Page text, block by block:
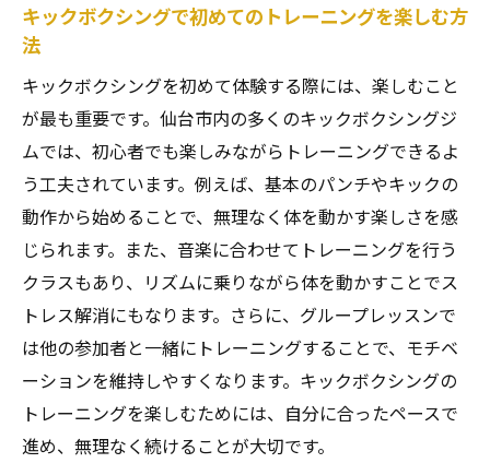
キックボクシングで健康的なライフスタイ
ルを手に入れる
EIGHT接骨院プライベートジムでのトレーニ
ング内容
健康的な生活を目指すキックボクシングの
メリット
EIGHT接骨院プライベートジムの利用者の声
キックボクシングで心身ともにリフレッシ
ュ
仙台市のキックボクシングジムで個別指導を受
けるメリット
個別指導がもたらす効果とは
キックボクシングで初めてのトレーニングを楽しむ方
法
キックボクシングを初めて体験する際には、楽しむこと
が最も重要です。仙台市内の多くのキックボクシングジ
ムでは、初心者でも楽しみながらトレーニングできるよ
う工夫されています。例えば、基本のパンチやキックの
動作から始めることで、無理なく体を動かす楽しさを感
じられます。また、音楽に合わせてトレーニングを行う
クラスもあり、リズムに乗りながら体を動かすことでス
トレス解消にもなります。さらに、グループレッスンで
は他の参加者と一緒にトレーニングすることで、モチベ
ーションを維持しやすくなります。キックボクシングの
トレーニングを楽しむためには、自分に合ったペースで
進め、無理なく続けることが大切です。